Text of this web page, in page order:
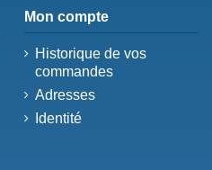
Mon compte
Historique de vos
commandes
Adresses
Identité